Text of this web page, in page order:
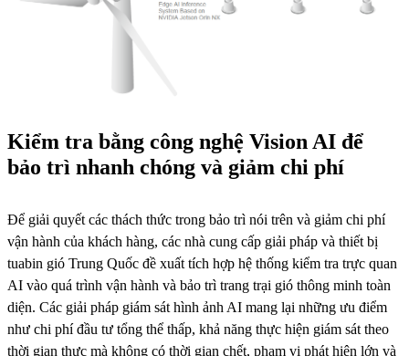
Kiểm tra bằng công nghệ Vision AI để
bảo trì nhanh chóng và giảm chi phí
Để giải quyết các thách thức trong bảo trì nói trên và giảm chi phí
vận hành của khách hàng, các nhà cung cấp giải pháp và thiết bị
tuabin gió Trung Quốc đề xuất tích hợp hệ thống kiểm tra trực quan
AI vào quá trình vận hành và bảo trì trang trại gió thông minh toàn
diện. Các giải pháp giám sát hình ảnh AI mang lại những ưu điểm
như chi phí đầu tư tổng thể thấp, khả năng thực hiện giám sát theo
thời gian thực mà không có thời gian chết, phạm vi phát hiện lớn và